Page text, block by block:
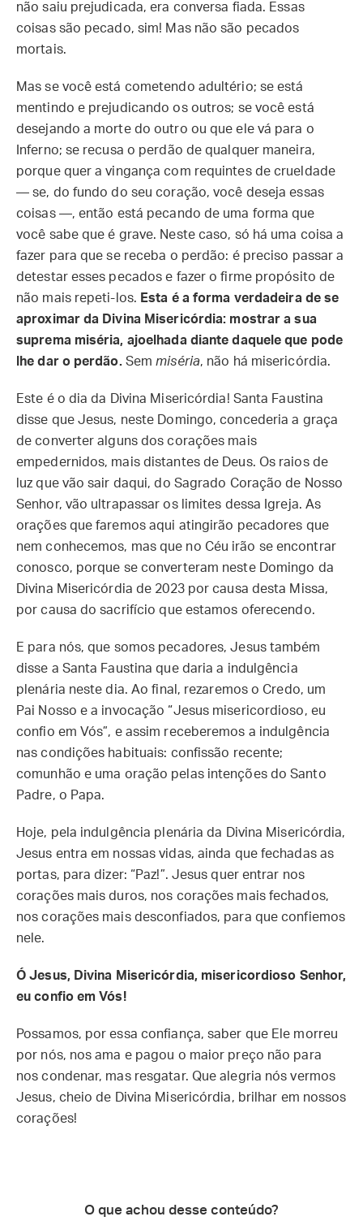
não saiu prejudicada, era conversa fiada. Essas
coisas são pecado, sim! Mas não são pecados
mortais.
Mas se você está cometendo adultério; se está
mentindo e prejudicando os outros; se você está
desejando a morte do outro ou que ele vá para o
Inferno; se recusa o perdão de qualquer maneira,
porque quer a vingança com requintes de crueldade
— se, do fundo do seu coração, você deseja essas
coisas —, então está pecando de uma forma que
você sabe que é grave. Neste caso, só há uma coisa a
fazer para que se receba o perdão: é preciso passar a
detestar esses pecados e fazer o firme propósito de
não mais repeti-los. Esta é a forma verdadeira de se
aproximar da Divina Misericórdia: mostrar a sua
suprema miséria, ajoelhada diante daquele que pode
lhe dar o perdão.Semmiséria, não há misericórdia.
Este é o dia da Divina Misericórdia! Santa Faustina
disse que Jesus, neste Domingo, concederia a graça
de converter alguns dos corações mais
empedernidos, mais distantes de Deus. Os raios de
luz que vão sair daqui, do Sagrado Coração de Nosso
Senhor, vão ultrapassar os limites dessa Igreja. As
orações que faremos aqui atingirão pecadores que
nem conhecemos, mas que no Céu irão se encontrar
conosco, porque se converteram neste Domingo da
Divina Misericórdia de 2023 por causa desta Missa,
por causa do sacrifício que estamos oferecendo.
E para nós, que somos pecadores, Jesus também
disse a Santa Faustina que daria a indulgência
plenária neste dia. Ao final, rezaremos o Credo, um
Pai Nosso e a invocação “Jesus misericordioso, eu
confio em Vós”, e assim receberemos a indulgência
nas condições habituais: confissão recente;
comunhão e uma oração pelas intenções do Santo
Padre, o Papa.
Hoje, pela indulgência plenária da Divina Misericórdia,
Jesus entra em nossas vidas, ainda que fechadas as
portas, para dizer: “Paz!”. Jesus quer entrar nos
corações mais duros, nos corações mais fechados,
nos corações mais desconfiados, para que confiemos
nele.
Ó Jesus, Divina Misericórdia, misericordioso Senhor,
eu confio em Vós!
Possamos, por essa confiança, saber que Ele morreu
por nós, nos ama e pagou o maior preço não para
nos condenar, mas resgatar. Que alegria nós vermos
Jesus, cheio de Divina Misericórdia, brilhar em nossos
corações!
O que achou desse conteúdo?